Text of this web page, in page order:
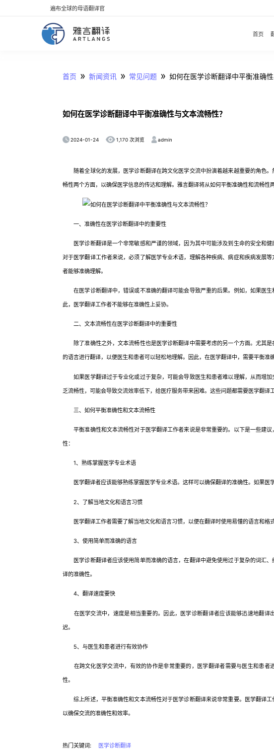
遍布全球的母语翻译官
首页
首页 » 新闻资讯 » 常见问题 » 如何在医学诊断翻译中平衡准确性
如何在医学诊断翻译中平衡准确性与文本流畅性？
2024-01-24 1,170 次浏览 admin
随着全球化的发展，医学诊断翻译在跨文化医学交流中扮演着越来越重要的角色。
畅性两个方面，以确保医学信息的传达和理解。雅言翻译将从如何平衡准确性和流畅性
一、准确性在医学诊断翻译中的重要性
医学诊断翻译是一个非常敏感和严谨的领域，因为其中可能涉及到生命的安全和健
对于医学翻译工作者来说，必须了解医学专业术语，理解各种疾病、病症和疾病发展
者能够准确理解。
在医学诊断翻译中，错误或不准确的翻译可能会导致严重的后果。例如，如果医生
此，医学翻译工作者不能够在准确性上妥协。
二、文本流畅性在医学诊断翻译中的重要性
除了准确性之外，文本流畅性也是医学诊断翻译中需要考虑的另一个方面。尤其是
的语言进行翻译，以便医生和患者可以轻松地理解。因此，在医学翻译中，需要平衡准
如果医学翻译过于专业化或过于复杂，可能会导致医生和患者难以理解，从而增加
乏流畅性，可能会导致交流效率低下，给医疗服务带来困难。这些问题都需要医学翻译
三、如何平衡准确性和文本流畅性
平衡准确性和文本流畅性对于医学翻译工作者来说是非常重要的。以下是一些建议
性：
1、熟练掌握医学专业术语
医学翻译者应该能够熟练掌握医学专业术语。这样可以确保翻译的准确性。如果医
2、了解当地文化和语言习惯
医学翻译工作者需要了解当地文化和语言习惯，以便在翻译时使用易懂的语言和格式
3、使用简单而准确的语言
医学诊断翻译者应该使用简单而准确的语言，在翻译中避免使用过于复杂的词汇、
译的准确性。
4、翻译速度要快
在医学交流中，速度是相当重要的。因此，医学诊断翻译者应该能够迅速地翻译
迟。
5、与医生和患者进行有效协作
在跨文化医学交流中，有效的协作是非常重要的，医学翻译者需要与医生和患者
性。
综上所述，平衡准确性和文本流畅性对于医学诊断翻译来说非常重要。医学翻译工
以确保交流的准确性和效率。
热门关键词: 医学诊断翻译